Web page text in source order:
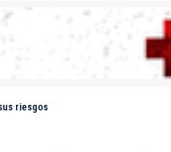
riesgos